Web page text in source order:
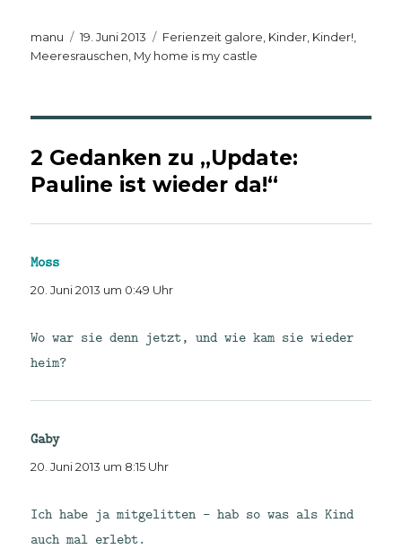
Autor
manu
Veröffentlicht
am
19. Juni 2013 Kategorien
Ferienzeit galore Kinder, Kinder!
Meeresrauschen My home is my castle
2 Gedanken zu „Update:
Pauline ist wieder da!“
Moss
20. Juni 2013 um 0:49 Uhr
Wo war sie denn jetzt, und wie kam sie wieder
heim?
Gabysagt:
20. Juni 2013 um 8:15 Uhr
Ich habe ja mitgelitten – hab so was als Kind
auch mal erlebt.